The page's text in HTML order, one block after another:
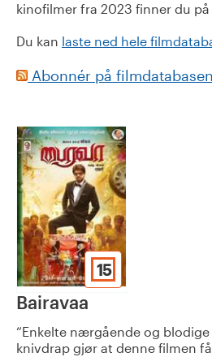
kinofilmer fra 2023 finner du
Du kan laste ned hele
Abonnér på
15
Bairavaa
Enkelte nærgående og
knivdrap gjør at denne filmen